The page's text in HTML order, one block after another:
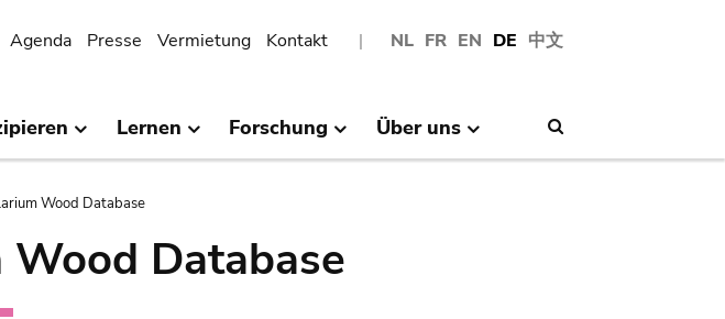
NL FR EN DE 中文
Agenda Presse Vermietung Kontakt
Lernen Forschung Über uns
Wood Database
Database